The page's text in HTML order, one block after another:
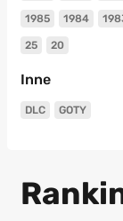
1985 1984
25 20
Inne
DLC GOTY